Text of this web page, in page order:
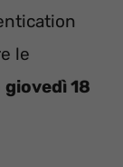
le
giovedì 18